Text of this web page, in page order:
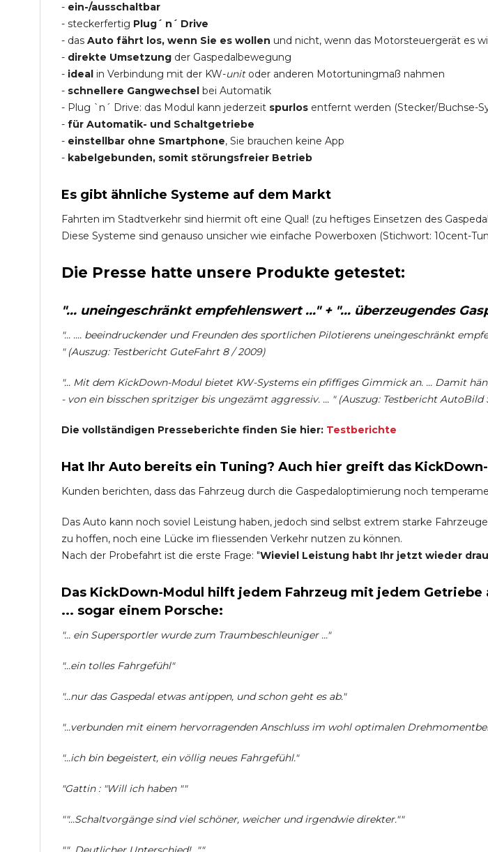
- ein-/ausschaltbar
- steckerfertig Plug´ n´ Drive
- das Auto fährt los, wenn Sie es wollen und nicht, wenn das Motorsteuergerät es
- direkte Umsetzung der Gaspedalbewegung
- ideal in Verbindung mit der KW-unitoder anderen Motortuningmaß nahmen
- schnellere Gangwechsel bei Automatik
- Plug `n´ Drive: das Modul kann jederzeit spurlos entfernt werden (Stecker/Buchse-
- für Automatik- und Schaltgetriebe
- einstellbar ohne Smartphone, Sie brauchen keine App
- kabelgebunden, somit störungsfreier Betrieb
Es gibt ähnliche Systeme auf dem Markt
Fahrten im Stadtverkehr sind hiermit oft eine Qual! (zu heftiges Einsetzen des
Diese Systeme sind genauso unsicher wie einfache Powerboxen (Stichwort: 10cent-
Die Presse hatte unsere Produkte getestet:
"... uneingeschränkt empfehlenswert ..." + "... überzeugendes
"... .... beeindruckender und Freunden des sportlichen Pilotierens uneingeschränkt
" (Auszug: Testbericht GuteFahrt 8 / 2009)
"... Mit dem KickDown-Modul bietet KW-Systems ein pfiffiges Gimmick an. ... Damit
- von ein bisschen spritziger bis ungezämt aggressiv. ... " (Auszug: Testbericht AutoBild
Die vollständigen Presseberichte finden Sie hier: Testberichte
Hat Ihr Auto bereits ein Tuning? Auch hier greift das
Kunden berichten, dass das Fahrzeug durch die Gaspedaloptimierung noch
Das Auto kann noch soviel Leistung haben, jedoch sind selbst extrem starke
zu hoffen, noch eine Lücke im fliessenden Verkehr nutzen zu können.
Nach der Probefahrt ist die erste Frage: "Wieviel Leistung habt Ihr jetzt wieder
Das KickDown-Modul hilft jedem Fahrzeug mit jedem Getriebe
... sogar einem Porsche:
"... ein Supersportler wurde zum Traumbeschleuniger ..."
"...ein tolles Fahrgefühl"
"...nur das Gaspedal etwas antippen, und schon geht es ab."
"...verbunden mit einem hervorragenden Anschluss im wohl optimalen
"...ich bin begeistert, ein völlig neues Fahrgefühl."
"Gattin : "Will ich haben ""
""...Schaltvorgänge sind viel schöner, weicher und irgendwie direkter.""